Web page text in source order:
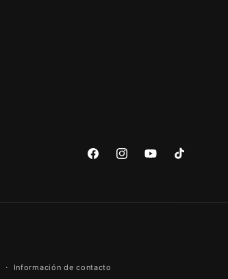
FacebookInstagramYouTubeTikTok
Información de contacto